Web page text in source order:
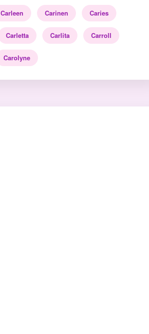
Carleen Carinen Caries
Carletta Carlita Carroll
Carolyne